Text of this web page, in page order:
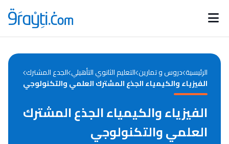
Catégories
d'actualités
Annonces bourses
الرئيسية دروس و تمارين التعليم الثانوي التأهيلي الجدع المشترك
الفيزياء والكيمياء الجذع المشترك العلمي والتكنولوجي
الفيزياء والكيمياء الجذع المشترك
العلمي والتكنولوجي